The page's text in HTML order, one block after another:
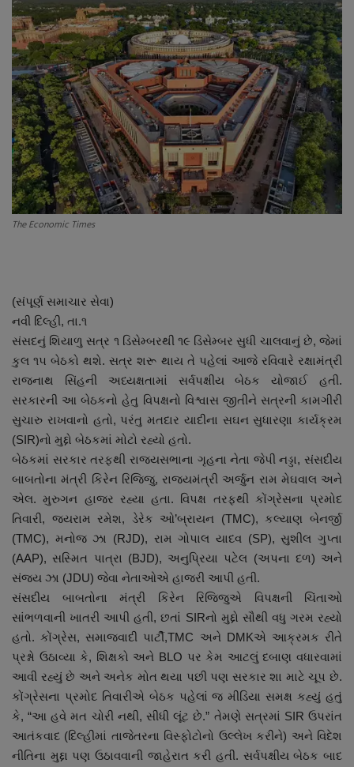
About Author
Contact
Dipotsav Special
આંતરરાષ્ટ્રીય
રાષ્ટ્રીય
ગુજરાત
Support US
બજારના સમાચાર
નાણાંકીય સમાચાર
સ્થાનિક સમાચાર
સ્પોર્ટ્સ
રાશિફળ
ગુનાખોરી
બોલિવૂડ
સ્વાસ્થ્ય
The Economic Times
(સંપૂર્ણ સમાચાર સેવા)
નવી દિલ્હી, તા.૧
સંસદનું શિયાળુ સત્ર ૧ ડિસેમ્બરથી ૧૯ ડિસેમ્બર સુધી ચાલવાનું છે, જેમાં
કુલ ૧૫ બેઠકો થશે. સત્ર શરૂ થાય તે પહેલાં આજે રવિવારે રક્ષામંત્રી
રાજનાથ સિંહની અધ્યક્ષતામાં સર્વપક્ષીય બેઠક યોજાઈ હતી.
સરકારની આ બેઠકનો હેતુ વિપક્ષનો વિશ્વાસ જીતીને સત્રની કામગીરી
સુચારુ રાખવાનો હતો, પરંતુ મતદાર યાદીના સઘન સુધારણા કાર્યક્રમ
(SIR)નો મુદ્દો બેઠકમાં મોટો રહ્યો હતો.
બેઠકમાં સરકાર તરફથી રાજ્યસભાના ગૃહના નેતા જેપી નડ્ડા, સંસદીય
બાબતોના મંત્રી કિરેન રિજિજુ, રાજ્યમંત્રી અર્જુન રામ મેઘવાલ અને
એલ. મુરુગન હાજર રહ્યા હતા. વિપક્ષ તરફથી કોંગ્રેસના પ્રમોદ
તિવારી, જયરામ રમેશ, ડેરેક ઓ’બ્રાયન (TMC), કલ્યાણ બેનર્જી
(TMC), મનોજ ઝા (RJD), રામ ગોપાલ યાદવ (SP), સુશીલ ગુપ્તા
(AAP), સસ્મિત પાત્રા (BJD), અનુપ્રિયા પટેલ (અપના દળ) અને
સંજય ઝા (JDU) જેવા નેતાઓએ હાજરી આપી હતી.
સંસદીય બાબતોના મંત્રી કિરેન રિજિજુએ વિપક્ષની ચિંતાઓ
સાંભળવાની ખાતરી આપી હતી, છતાં SIRનો મુદ્દો સૌથી વધુ ગરમ રહ્યો
હતો. કોંગ્રેસ, સમાજવાદી પાર્ટી,TMC અને DMKએ આક્રમક રીતે
પ્રશ્નો ઉઠાવ્યા કે, શિક્ષકો અને BLO પર કેમ આટલું દબાણ વધારવામાં
આવી રહ્યું છે અને અનેક મોત થયા પછી પણ સરકાર શા માટે ચૂપ છે.
કોંગ્રેસના પ્રમોદ તિવારીએ બેઠક પહેલાં જ મીડિયા સમક્ષ કહ્યું હતું
કે, “આ હવે મત ચોરી નથી, સીધી લૂંટ છે.” તેમણે સત્રમાં SIR ઉપરાંત
આતંકવાદ (દિલ્હીમાં તાજેતરના વિસ્ફોટોનો ઉલ્લેખ કરીને) અને વિદેશ
નીતિના મુદ્દા પણ ઉઠાવવાની જાહેરાત કરી હતી. સર્વપક્ષીય બેઠક બાદ